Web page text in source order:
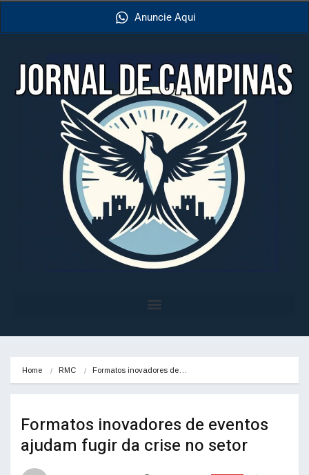
Anuncie Aqui
Home RMC Formatos inovadores de…
Formatos inovadores de eventos
ajudam fugir da crise no setor